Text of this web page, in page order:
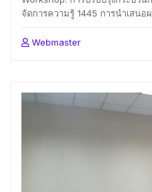
จัดการความรู้ 1445 การนำเสน
Webmaster